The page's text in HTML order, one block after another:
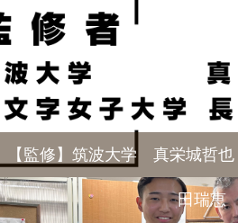
【監修】筑波大学 真栄城哲
田瑞恵